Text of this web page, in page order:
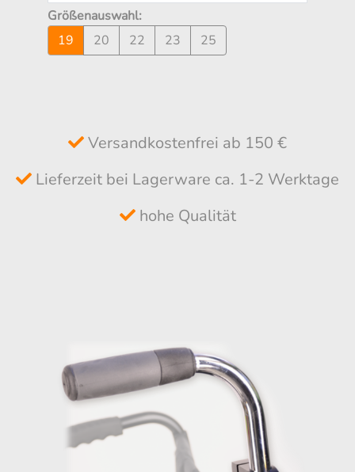
Größenauswahl:
19
20 22 23 25
Versandkostenfrei ab 150 €
Lieferzeit bei Lagerware ca. 1-2 Werktage
hohe Qualität